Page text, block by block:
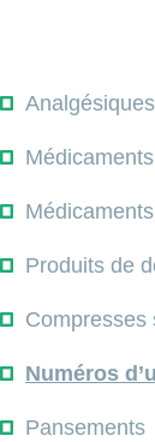
Produits de
Compresses
Numéros
Pansements